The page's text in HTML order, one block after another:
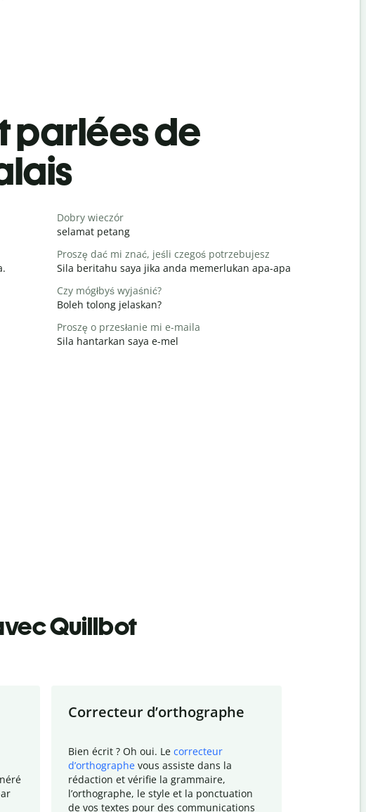
parlées de
Dobry wieczór
selamat petang
Proszę dać mi znać, jeśli czegoś potrzebujesz
Sila beritahu saya jika anda memerlukan apa-apa
Czy mógłbyś wyjaśnić?
Boleh tolong jelaskan?
Proszę o przesłanie mi e-maila
Sila hantarkan saya e-mel
Quillbot
Correcteur d’orthographe
Bien écrit ? Oh oui. Le correcteur
d’orthographe vous assiste dans la
rédaction et vérifie la grammaire,
l’orthographe, le style et la ponctuation
de vos textes pour des communications